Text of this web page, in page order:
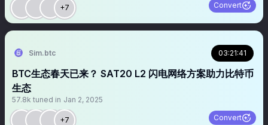
+7 Convert
Sim.btc 03:21:41
BTC生态春天已来？ SAT20 L2 闪电网络方案助力比特币
生态
57.8k tuned in Jan 2, 2025
+7 Convert